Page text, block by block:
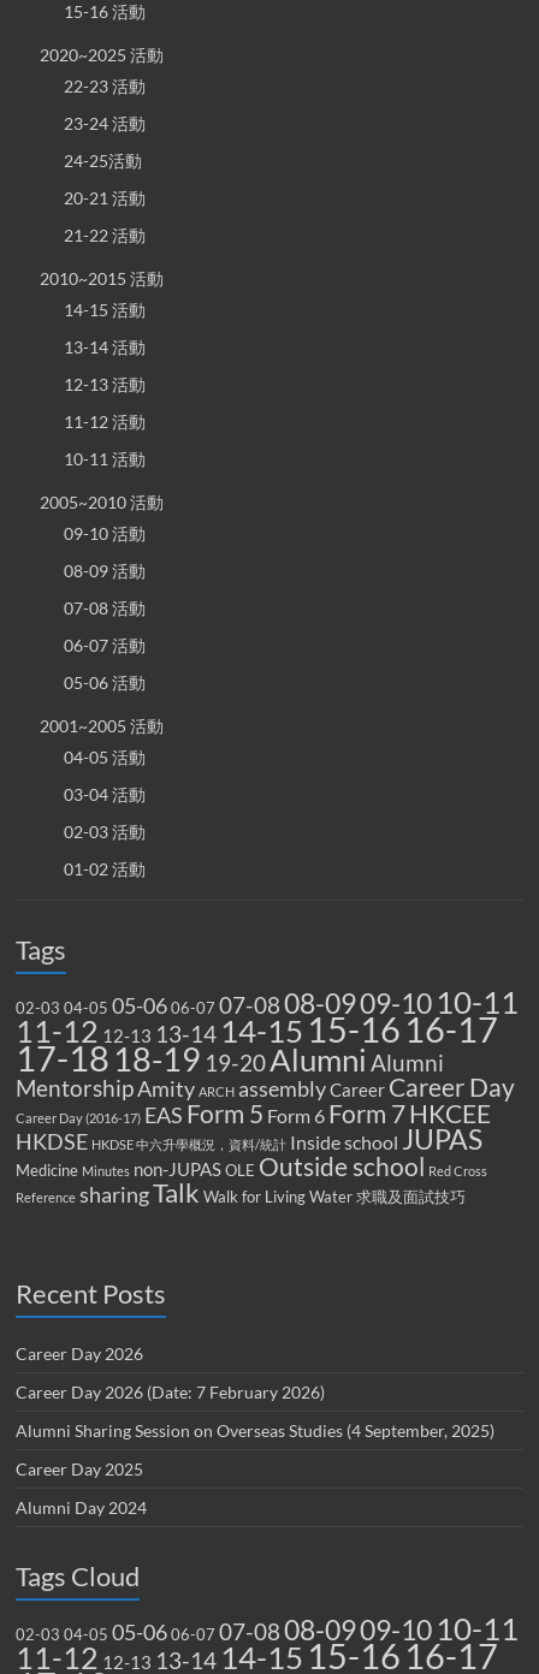
15-16 活動
2020~2025 活動
22-23 活動
23-24 活動
24-25活動
20-21 活動
21-22 活動
2010~2015 活動
14-15 活動
13-14 活動
12-13 活動
11-12 活動
10-11 活動
2005~2010 活動
09-10 活動
08-09 活動
07-08 活動
06-07 活動
05-06 活動
2001~2005 活動
04-05 活動
03-04 活動
02-03 活動
01-02 活動
Tags
02-03 04-05 05-06 06-07 07-0808-0909-10 10-11
11-12 12-13 13-14 14-15 15-16 16-17
17-18 18-19 19-20Alumni Alumni
MentorshipAmity ARCH assemblyCareer Career Day
Career Day (2016-17) EAS Form 5 Form 6 Form 7HKCEE
HKDSE HKDSE 中六升學概況，資料/統計 Inside school JUPAS
Medicine Minutes non-JUPAS OLE Outside school Red Cross
Reference sharingTalk Walk for Living Water 求職及面試技巧
Recent Posts
Career Day 2026
Career Day 2026 (Date: 7 February 2026)
Alumni Sharing Session on Overseas Studies (4 September, 2025)
Career Day 2025
Alumni Day 2024
Tags Cloud
02-03 04-05 05-06 06-07 07-0808-0909-10 10-11
11-12 12-13 13-14 14-15 15-16 16-17